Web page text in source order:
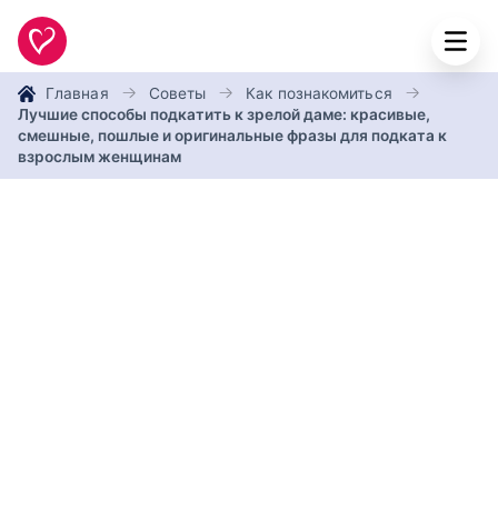
Главная Советы
Как познакомиться
Лучшие способы подкатить к зрелой даме: красивые,
смешные, пошлые и оригинальные фразы для подката к
взрослым женщинам